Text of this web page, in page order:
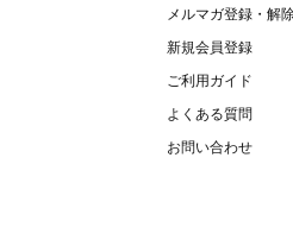
メルマガ登録・解
新規会員登録
ご利用ガイド
よくある質問
お問い合わせ